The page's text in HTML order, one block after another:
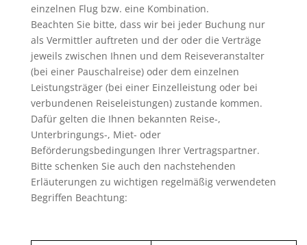
einzelnen Flug bzw. eine Kombination.
Beachten Sie bitte, dass wir bei jeder Buchung nur
als Vermittler auftreten und der oder die Verträge
jeweils zwischen Ihnen und dem Reiseveranstalter
(bei einer Pauschalreise) oder dem einzelnen
Leistungsträger (bei einer Einzelleistung oder bei
verbundenen Reiseleistungen) zustande kommen.
Dafür gelten die Ihnen bekannten Reise-,
Unterbringungs-, Miet- oder
Beförderungsbedingungen Ihrer Vertragspartner.
Bitte schenken Sie auch den nachstehenden
Erläuterungen zu wichtigen regelmäßig verwendeten
Begriffen Beachtung: